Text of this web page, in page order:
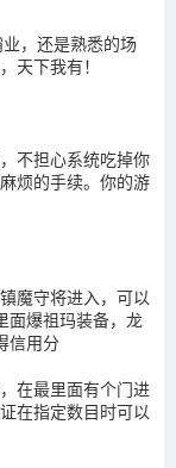
，还是熟悉的场
天下我有！
不担心系统吃掉你
烦的手续。你的游
魔守将进入，可以
面爆祖玛装备，龙
信用分
在最里面有个门进
在指定数目时可以